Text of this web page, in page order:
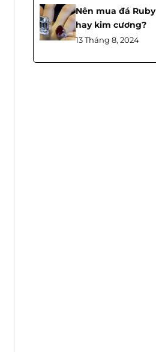
Nên mua đá Ruby
hay kim cương?
13 Tháng 8, 2024